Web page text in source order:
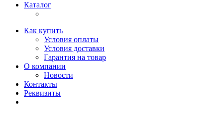
Каталог
Как купить
Условия оплаты
Условия доставки
Гарантия на товар
О компании
Новости
Контакты
Реквизиты